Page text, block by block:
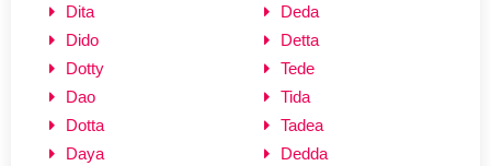
Dita
Dido
Dotty
Dao
Dotta
Daya
Deda
Detta
Tede
Tida
Tadea
Dedda